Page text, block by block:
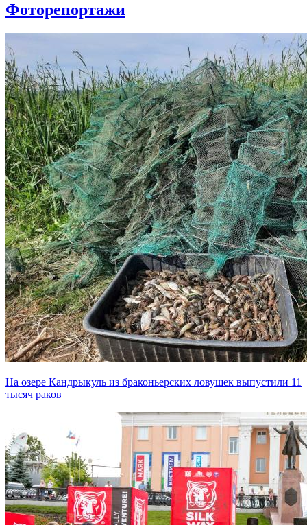
Фоторепортажи
На озере Кандрыкуль из браконьерских ловушек выпустили 11
тысяч раков